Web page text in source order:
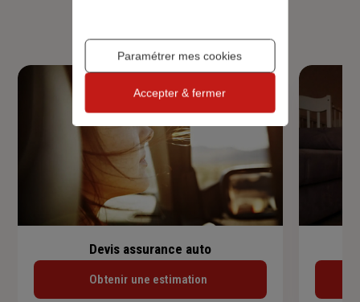
Devis assurance auto
Obtenir une estimation
Paramétrer mes cookies
Accepter & fermer